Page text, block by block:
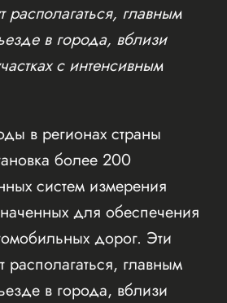
располагаться, главным
в города, вблизи
с интенсивным
в регионах страны
более 200
систем измерения
для обеспечения
дорог. Эти
располагаться, главным
в города, вблизи